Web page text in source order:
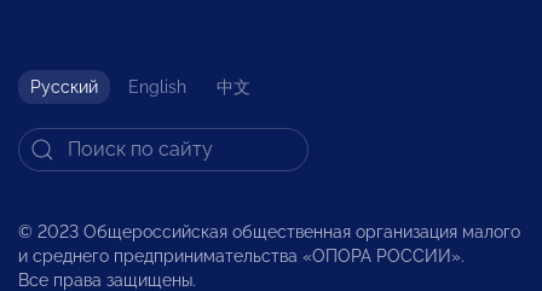
Русский English 中文
© 2023 Общероссийская общественная организация малого
и среднего предпринимательства «ОПОРА РОССИИ».
Все права защищены.